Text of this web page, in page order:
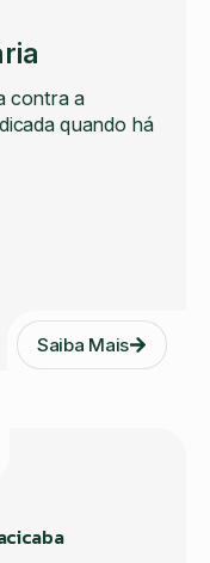
contra a
quando há
Saiba Mais